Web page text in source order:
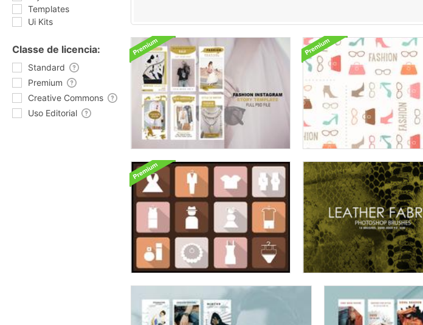
Templates
Ui Kits
Classe de licencia:
Standard
Premium
Creative Commons
Uso Editorial